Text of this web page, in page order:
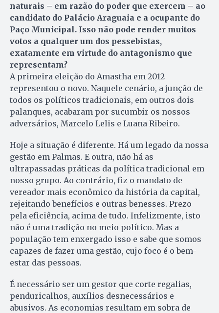
naturais – em razão do poder que exercem – ao
candidato do Palácio Araguaia e a ocupante do
Paço Municipal. Isso não pode render muitos
votos a qualquer um dos pessebistas,
exatamente em virtude do antagonismo que
representam?
A primeira eleição do Amastha em 2012
representou o novo. Naquele cenário, a junção de
todos os políticos tradicionais, em outros dois
palanques, acabaram por sucumbir os nossos
adversários, Marcelo Lelis e Luana Ribeiro.
Hoje a situação é diferente. Há um legado da nossa
gestão em Palmas. E outra, não há as
ultrapassadas práticas da política tradicional em
nosso grupo. Ao contrário, fiz o mandato de
vereador mais econômico da história da capital,
rejeitando benefícios e outras benesses. Prezo
pela eficiência, acima de tudo. Infelizmente, isto
não é uma tradição no meio político. Mas a
população tem enxergado isso e sabe que somos
capazes de fazer uma gestão, cujo foco é o bem-
estar das pessoas.
É necessário ser um gestor que corte regalias,
penduricalhos, auxílios desnecessários e
abusivos. As economias resultam em sobra de